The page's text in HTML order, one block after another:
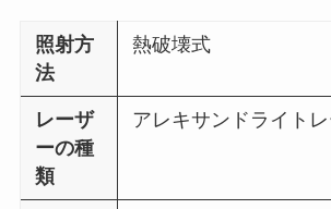
照射方
法
熱破壊式
レーザ
ーの種
類
アレキサンドライト